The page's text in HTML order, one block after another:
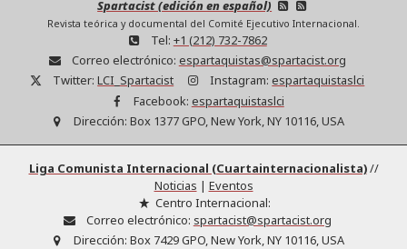
Spartacist (edición en español)
Revista teórica y documental del Comité Ejecutivo Internacional.
Tel: +1 (212) 732-7862
Correo electrónico: espartaquistas@spartacist.org
Twitter: LCI_Spartacist Instagram: espartaquistaslci
Facebook: espartaquistaslci
Dirección: Box 1377 GPO, New York, NY 10116, USA
Liga Comunista Internacional (Cuartainternacionalista)//
Noticias | Eventos
Centro Internacional:
Correo electrónico: spartacist@spartacist.org
Dirección: Box 7429 GPO, New York, NY 10116, USA